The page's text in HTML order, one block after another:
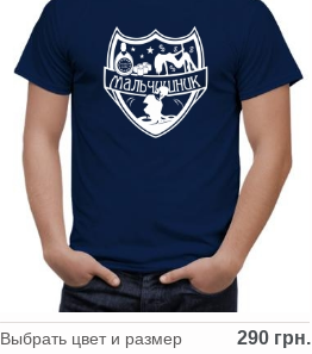
Выбрать цвет и размер 290 грн.